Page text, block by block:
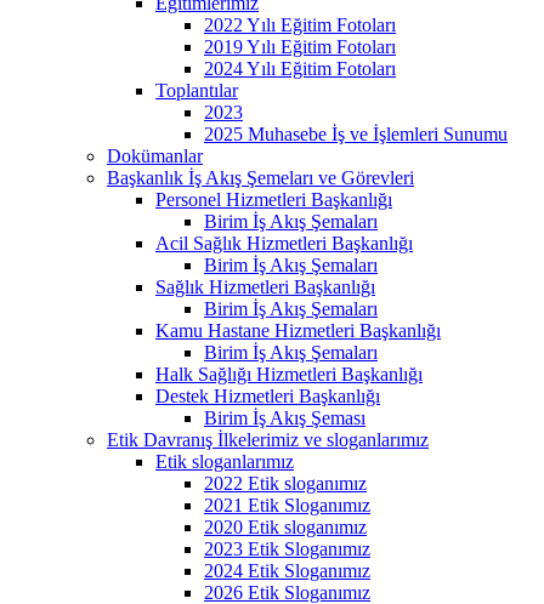
2022 Yılı Eğitim Fotoları
2019 Yılı Eğitim Fotoları
2024 Yılı Eğitim Fotoları
Toplantılar
2023
2025 Muhasebe İş ve İşlemleri Sunumu
Dokümanlar
Başkanlık İş Akış Şemeları ve Görevleri
Personel Hizmetleri Başkanlığı
Birim İş Akış Şemaları
Acil Sağlık Hizmetleri Başkanlığı
Birim İş Akış Şemaları
Sağlık Hizmetleri Başkanlığı
Birim İş Akış Şemaları
Kamu Hastane Hizmetleri Başkanlığı
Birim İş Akış Şemaları
Halk Sağlığı Hizmetleri Başkanlığı
Destek Hizmetleri Başkanlığı
Birim İş Akış Şeması
Etik Davranış İlkelerimiz ve sloganlarımız
Etik sloganlarımız
2022 Etik sloganımız
2021 Etik Sloganımız
2020 Etik sloganımız
2023 Etik Sloganımız
2024 Etik Sloganımız
2026 Etik Sloganımız